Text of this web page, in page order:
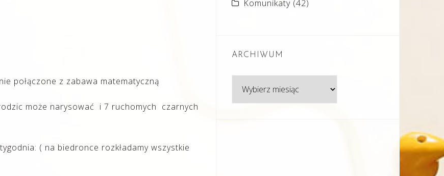
połączone z zabawa matematyczną
może narysować i 7 ruchomych czarnych
( na biedronce rozkładamy wszystkie
Komunikaty (42)
ARCHIWUM